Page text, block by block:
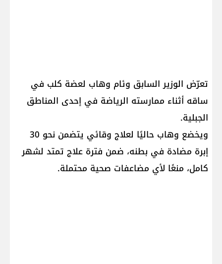
تعرّض الوزير السابق وئام وهاب لعضة كلب في
ساقه أثناء ممارسته الرياضة في إحدى المناطق
الجبلية.
ويخضع وهاب حاليًا لعلاج وقائي يتضمن نحو 30
إبرة مضادة في بطنه، ضمن فترة علاج تمتد لشهر
كامل، منعًا لأي مضاعفات صحية محتملة.